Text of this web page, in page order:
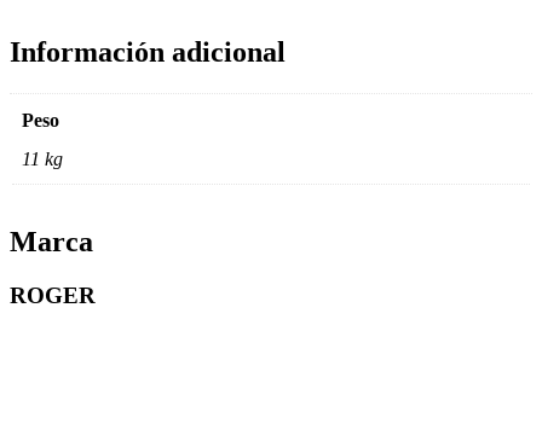
Información adicional
Peso
11 kg
Marca
ROGER